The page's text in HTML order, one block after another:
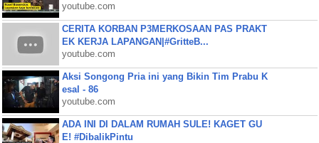
youtube.com
CERITA KORBAN P3MERKOSAAN PAS PRAKT
EK KERJA LAPANGAN|#GritteB...
youtube.com
Aksi Songong Pria ini yang Bikin Tim Prabu K
esal - 86
youtube.com
ADA INI DI DALAM RUMAH SULE! KAGET GU
E! #DibalikPintu